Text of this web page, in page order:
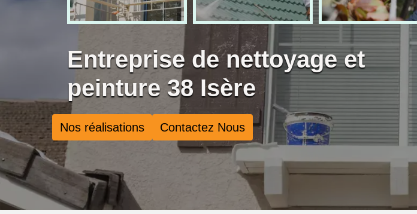
Entreprise de nettoyage et
peinture 38 Isère
Nos réalisations Contactez Nous